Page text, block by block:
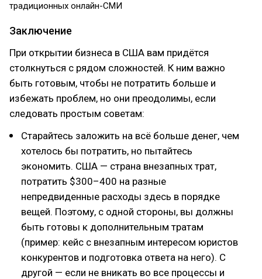
традиционных онлайн-СМИ
Заключение
При открытии бизнеса в США вам придётся
столкнуться с рядом сложностей. К ним важно
быть готовым, чтобы не потратить больше и
избежать проблем, но они преодолимы, если
следовать простым советам:
Старайтесь заложить на всё больше денег, чем
хотелось бы потратить, но пытайтесь
экономить. США — страна внезапных трат,
потратить $300–400 на разные
непредвиденные расходы здесь в порядке
вещей. Поэтому, с одной стороны, вы должны
быть готовы к дополнительным тратам
(пример: кейс с внезапным интересом юристов
конкурентов и подготовка ответа на него). С
другой — если не вникать во все процессы и